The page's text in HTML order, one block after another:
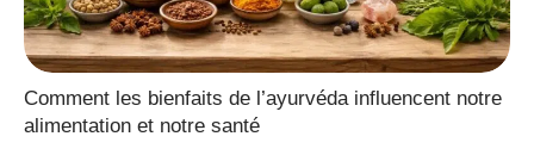
Comment les bienfaits de l’ayurvéda influencent notre
alimentation et notre santé